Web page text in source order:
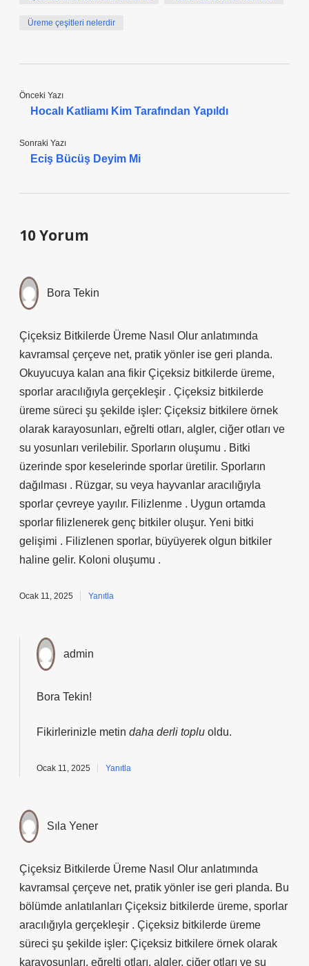
Üreme çeşitleri nelerdir
Önceki Yazı
Hocalı Katliamı Kim Tarafından Yapıldı
Sonraki Yazı
Eciş Bücüş Deyim Mi
10 Yorum
Çiçeksiz Bitkilerde Üreme Nasıl Olur anlatımında
kavramsal çerçeve net, pratik yönler ise geri planda.
Okuyucuya kalan ana fikir Çiçeksiz bitkilerde üreme,
sporlar aracılığıyla gerçekleşir . Çiçeksiz bitkilerde
üreme süreci şu şekilde işler: Çiçeksiz bitkilere örnek
olarak karayosunları, eğrelti otları, algler, ciğer otları ve
su yosunları verilebilir. Sporların oluşumu . Bitki
üzerinde spor keselerinde sporlar üretilir. Sporların
dağılması . Rüzgar, su veya hayvanlar aracılığıyla
sporlar çevreye yayılır. Filizlenme . Uygun ortamda
sporlar filizlenerek genç bitkiler oluşur. Yeni bitki
gelişimi . Filizlenen sporlar, büyüyerek olgun bitkiler
haline gelir. Koloni oluşumu .
Ocak 11, 2025 Yanıtla
Bora Tekin!
Fikirlerinizle metin daha derli toplu oldu.
Ocak 11, 2025 Yanıtla
Çiçeksiz Bitkilerde Üreme Nasıl Olur anlatımında
kavramsal çerçeve net, pratik yönler ise geri planda. Bu
bölümde anlatılanları Çiçeksiz bitkilerde üreme, sporlar
aracılığıyla gerçekleşir . Çiçeksiz bitkilerde üreme
süreci şu şekilde işler: Çiçeksiz bitkilere örnek olarak
karayosunları, eğrelti otları, algler, ciğer otları ve su